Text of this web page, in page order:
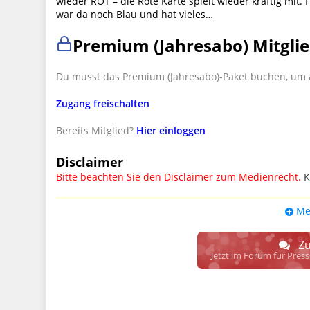
war da noch Blau und hat vieles…
Premium (Jahresabo)
Du musst das Premium (Jahresabo)-Paket buchen,
Zugang freischalten
Bereits Mitglied? Hier einloggen
Disclaimer
Bitte beachten Sie den Disclaimer zum Medienrecht.
UPDATE: § 17 ECG seit 16.02.2024
Wir lassen den Disclaimertext dennoch so stehen,
weitere, damit zusammenhängende Paragrafen
Raum. D.h. noch mehr Spielraum für das sog.
gewisse Parteien bevorzugen kann.Jetzt im Forum für